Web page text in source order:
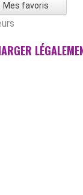
Mes favoris